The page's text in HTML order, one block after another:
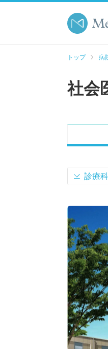
トップ 病
社会
診療科